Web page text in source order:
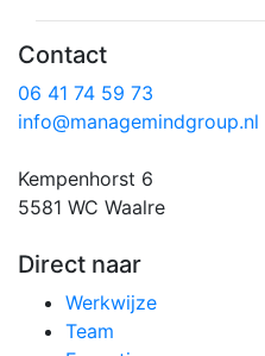
Contact
06 41 74 59 73
info@managemindgroup.nl
Kempenhorst 6
5581 WC Waalre
Direct naar
Werkwijze
Team